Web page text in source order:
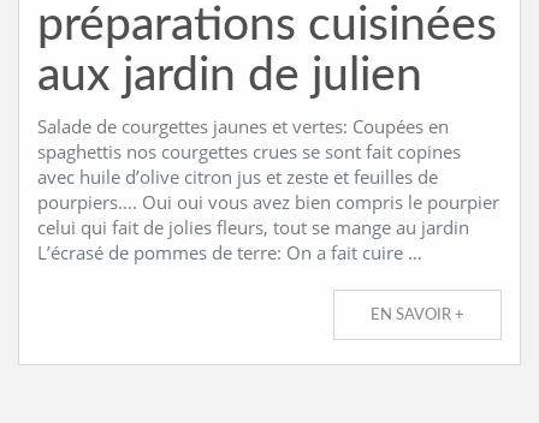
préparations cuisinées
aux jardin de julien
Salade de courgettes jaunes et vertes: Coupées en
spaghettis nos courgettes crues se sont fait copines
avec huile d’olive citron jus et zeste et feuilles de
pourpiers…. Oui oui vous avez bien compris le pourpier
celui qui fait de jolies fleurs, tout se mange au jardin
L’écrasé de pommes de terre: On a fait cuire …
EN SAVOIR +